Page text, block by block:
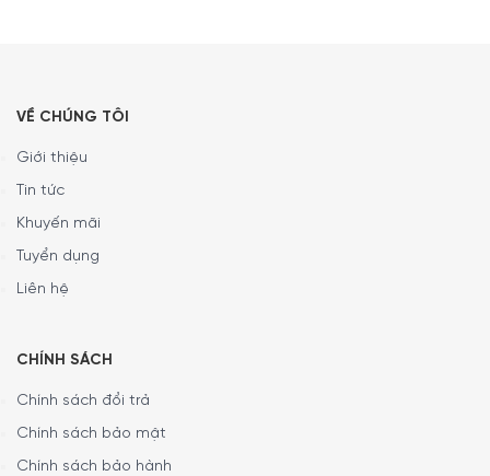
VỀ CHÚNG TÔI
Giới thiệu
Tin tức
Khuyến mãi
Tuyển dụng
Liên hệ
CHÍNH SÁCH
Chính sách đổi trả
Chính sách bảo mật
Chính sách bảo hành